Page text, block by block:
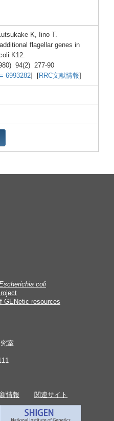
kake K, Iino T.
ional flage llar genes in
K12.
) 94(2) 277-90
6993282 RRC文献情報
coli
GENetic resources
室
情報 関連サイト